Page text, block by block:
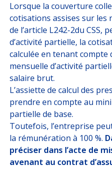
Lorsque la couverture
cotisations assises sur les
de l’article L242-2du CSS,
d’activité partielle, la
calculée en tenant compte
mensuelle d’activité
salaire brut.
L’assiette de calcul des
prendre en compte au
partielle de base.
Toutefois, l’entreprise
la rémunération à 100 %.
préciser dans l’acte de
avenant au contrat